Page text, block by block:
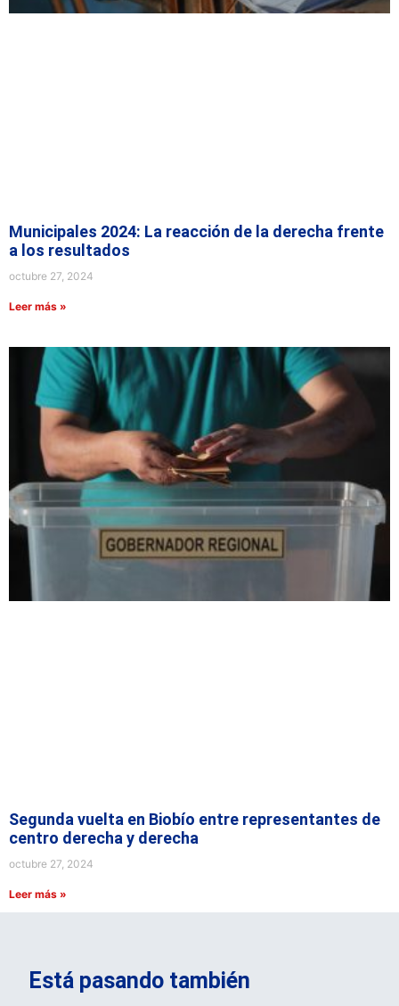
Municipales 2024: La reacción de la derecha frente
a los resultados
octubre 27, 2024
Leer más »
Segunda vuelta en Biobío entre representantes de
centro derecha y derecha
octubre 27, 2024
Leer más »
Está pasando también